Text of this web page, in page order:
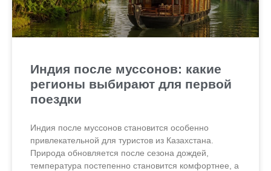
Индия после муссонов: какие
регионы выбирают для первой
поездки
Индия после муссонов становится особенно
привлекательной для туристов из Казахстана.
Природа обновляется после сезона дождей,
температура постепенно становится комфортнее, а